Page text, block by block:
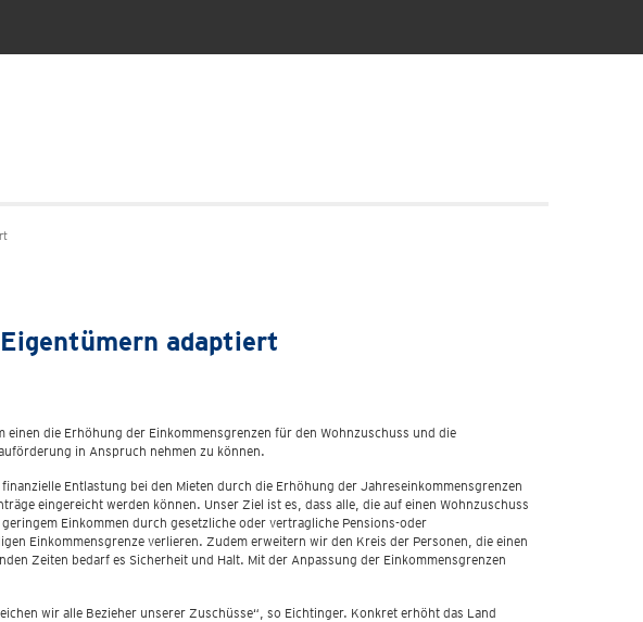
adaptiert
die Erhöhung der Einkommensgrenzen für den Wohnzuschuss und die
in Anspruch nehmen zu können.
Entlastung bei den Mieten durch die Erhöhung der Jahreseinkommensgrenzen
eingereicht werden können. Unser Ziel ist es, dass alle, die auf einen Wohnzuschuss
Einkommen durch gesetzliche oder vertragliche Pensions-oder
Einkommensgrenze verlieren. Zudem erweitern wir den Kreis der Personen, die einen
Zeiten bedarf es Sicherheit und Halt. Mit der Anpassung der Einkommensgrenzen
wir alle Bezieher unserer Zuschüsse“, so Eichtinger. Konkret erhöht das Land